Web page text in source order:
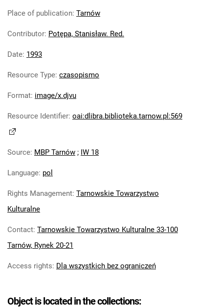
Place of publication: Tarnów
Contributor: Potępa, Stanisław. Red.
Date: 1993
Resource Type: czasopismo
Format: image/x.djvu
Resource Identifier: oai:dlibra.biblioteka.tarnow.pl:569
Source: MBP Tarnów ; IW 18
Language: pol
Rights Management: Tarnowskie Towarzystwo
Kulturalne
Contact: Tarnowskie Towarzystwo Kulturalne 33-100
Tarnów, Rynek 20-21
Access rights: Dla wszystkich bez ograniczeń
Object is located in the collections: